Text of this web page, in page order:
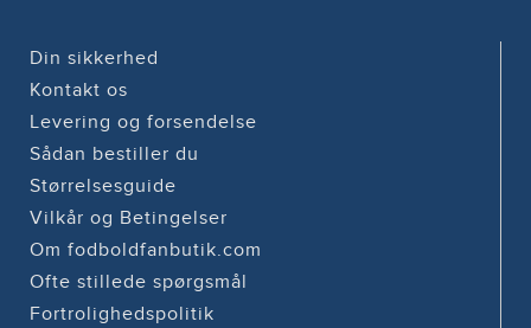
Din sikkerhed
Kontakt os
Levering og forsendelse
Sådan bestiller du
Størrelsesguide
Vilkår og Betingelser
Om fodboldfanbutik.com
Ofte stillede spørgsmål
Fortrolighedspolitik